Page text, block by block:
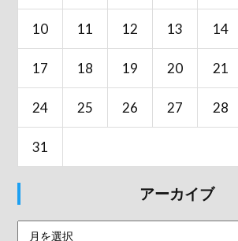
10 11 12 13 14
17 18 19 20 21
24 25 26 27 28
31
アーカイブ